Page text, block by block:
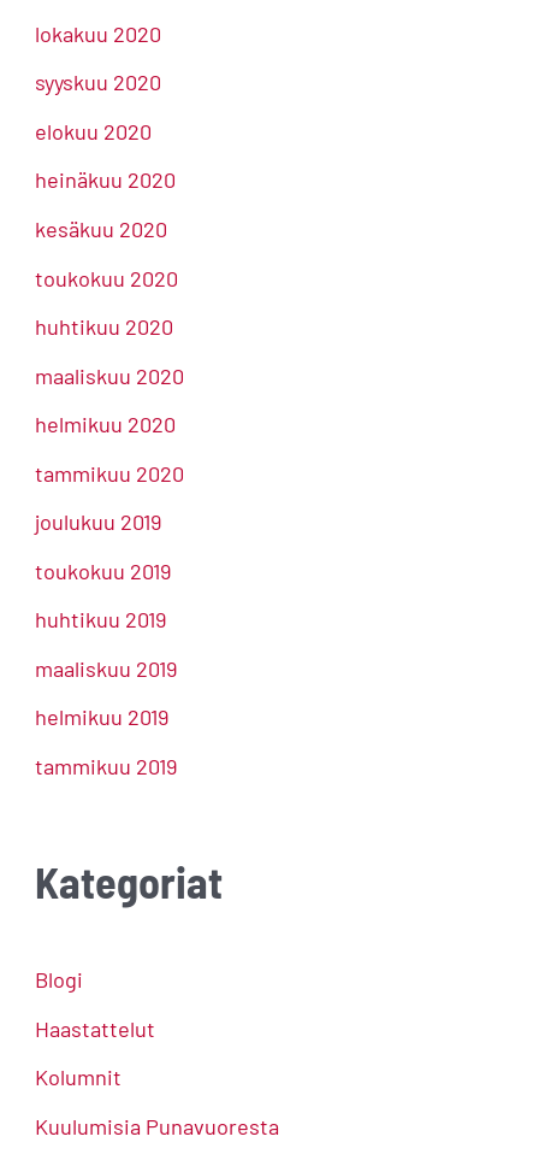
lokakuu 2020
syyskuu 2020
elokuu 2020
heinäkuu 2020
kesäkuu 2020
toukokuu 2020
huhtikuu 2020
maaliskuu 2020
helmikuu 2020
tammikuu 2020
joulukuu 2019
toukokuu 2019
huhtikuu 2019
maaliskuu 2019
helmikuu 2019
tammikuu 2019
Kategoriat
Blogi
Haastattelut
Kolumnit
Kuulumisia Punavuoresta